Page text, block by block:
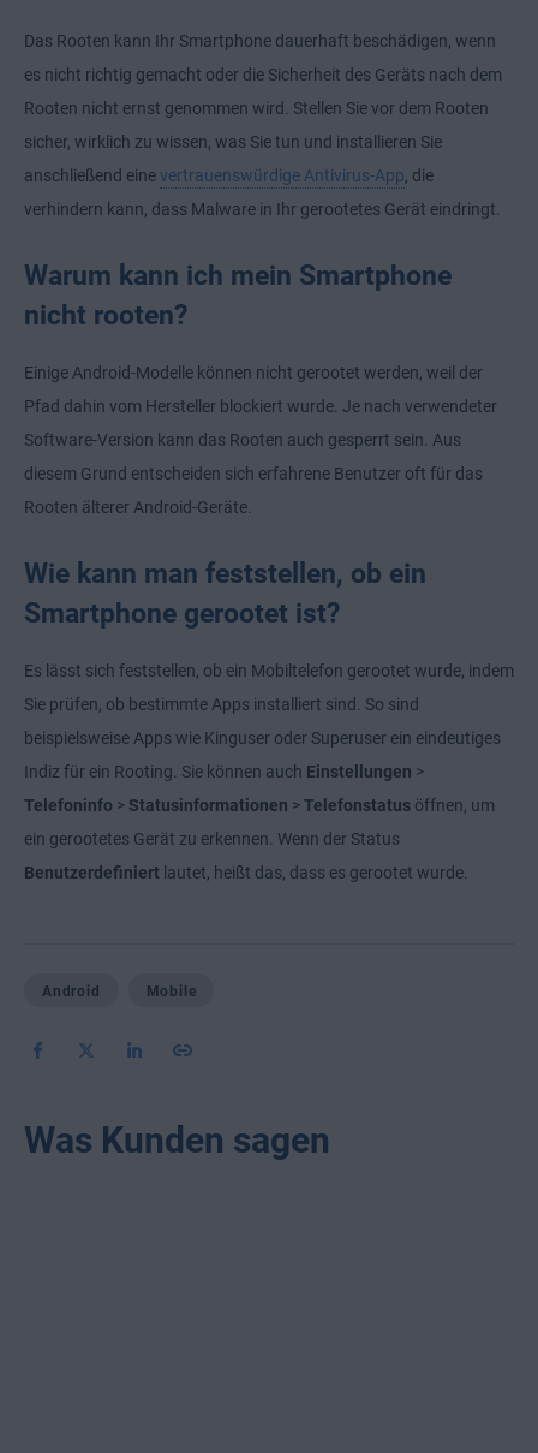
Das Rooten kann Ihr Smartphone dauerhaft beschädigen, wenn
es nicht richtig gemacht oder die Sicherheit des Geräts nach dem
Rooten nicht ernst genommen wird. Stellen Sie vor dem Rooten
sicher, wirklich zu wissen, was Sie tun und installieren Sie
anschließend einevertrauenswürdige Antivirus-App , die
verhindern kann, dass Malware in Ihr gerootetes Gerät eindringt.
Warum kann ich mein Smartphone
nicht rooten?
Einige Android-Modelle können nicht gerootet werden, weil der
Pfad dahin vom Hersteller blockiert wurde. Je nach verwendeter
Software-Version kann das Rooten auch gesperrt sein. Aus
diesem Grund entscheiden sich erfahrene Benutzer oft für das
Rooten älterer Android-Geräte.
Wie kann man feststellen, ob ein
Smartphone gerootet ist?
Es lässt sich feststellen, ob ein Mobiltelefon gerootet wurde, indem
Sie prüfen, ob bestimmte Apps installiert sind. So sind
beispielsweise Apps wie Kinguser oder Superuser ein eindeutiges
Indiz für ein Rooting. Sie können auch Einstellungen >
Telefoninfo > Statusinformationen > Telefonstatus öffnen, um
ein gerootetes Gerät zu erkennen. Wenn der Status
Benutzerdefiniert lautet, heißt das, dass es gerootet wurde.
Android Mobile
Was Kunden sagen